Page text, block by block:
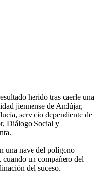
herido tras caerle una
jiennense de Andújar,
servicio dependiente de
Diálogo Social y
una nave del polígono
un compañero del
del suceso.